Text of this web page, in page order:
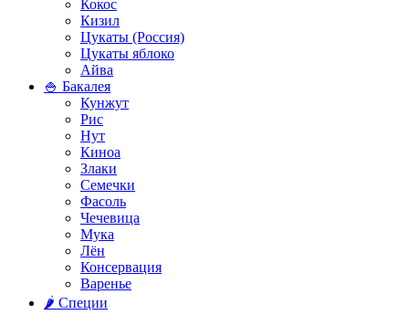
Кокос
Кизил
Цукаты (Россия)
Цукаты яблоко
Айва
🍚 Бакалея
Кунжут
Рис
Нут
Киноа
Злаки
Семечки
Фасоль
Чечевица
Мука
Лён
Консервация
Варенье
🌶️ Специи